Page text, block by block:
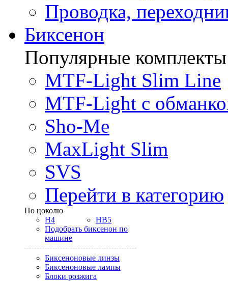
Проводка,
Биксенон
Популярные комплекты
MTF-Light Slim Line
MTF-Light с
Sho-Me
MaxLight Slim
SVS
Перейти в категорию
По цоколю
H4
HB5
Подобрать биксенон по
машине
Биксеноновые линзы
Биксеноновые лампы
Блоки розжига